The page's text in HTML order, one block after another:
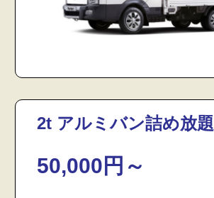
2t アルミバン詰め放題
50,000円～